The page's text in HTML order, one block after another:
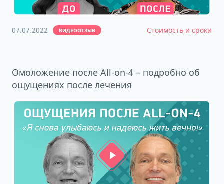
07.07.2022 ВИДЕООТЗЫВ Стоимость и сроки
Омоложение после All-on-4 – подробно об
ощущениях после лечения